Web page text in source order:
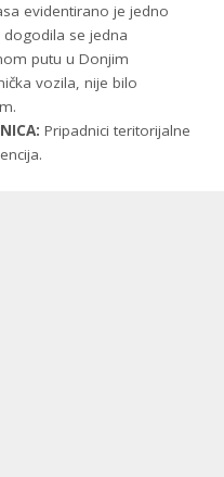
evidentirano je jedno
se jedna
putu u Donjim
vozila, nije bilo
Pripadnici teritorijalne